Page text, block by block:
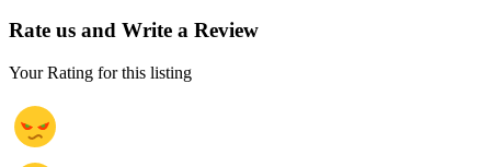
Rate us and Write a Review
Your Rating for this listing